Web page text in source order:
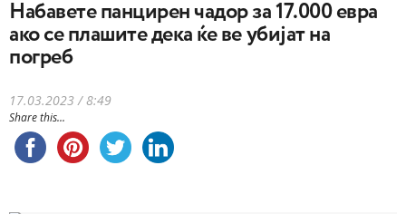
Набавете панцирен чадор за 17.000 евра
ако се плашите дека ќе ве убијат на
погреб
17.03.2023 / 8:49
Share this...